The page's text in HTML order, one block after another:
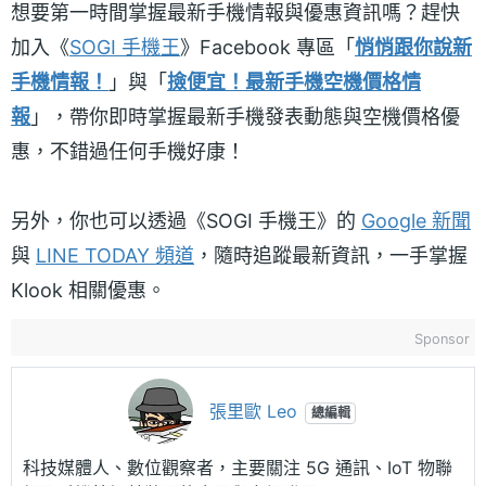
想要第一時間掌握最新手機情報與優惠資訊嗎？趕快
加入《SOGI 手機王》Facebook 專區「 悄悄跟你說新
手機情報！ 」與「 撿便宜！最新手機空機價格情
報 」，帶你即時掌握最新手機發表動態與空機價格優
惠，不錯過任何手機好康！
另外，你也可以透過《SOGI 手機王》的 Google 新聞
與 LINE TODAY 頻道 ，隨時追蹤最新資訊，一手掌握
Klook 相關優惠。
Sponsor
張里歐 Leo 總編輯
科技媒體人、數位觀察者，主要關注 5G 通訊、IoT 物聯